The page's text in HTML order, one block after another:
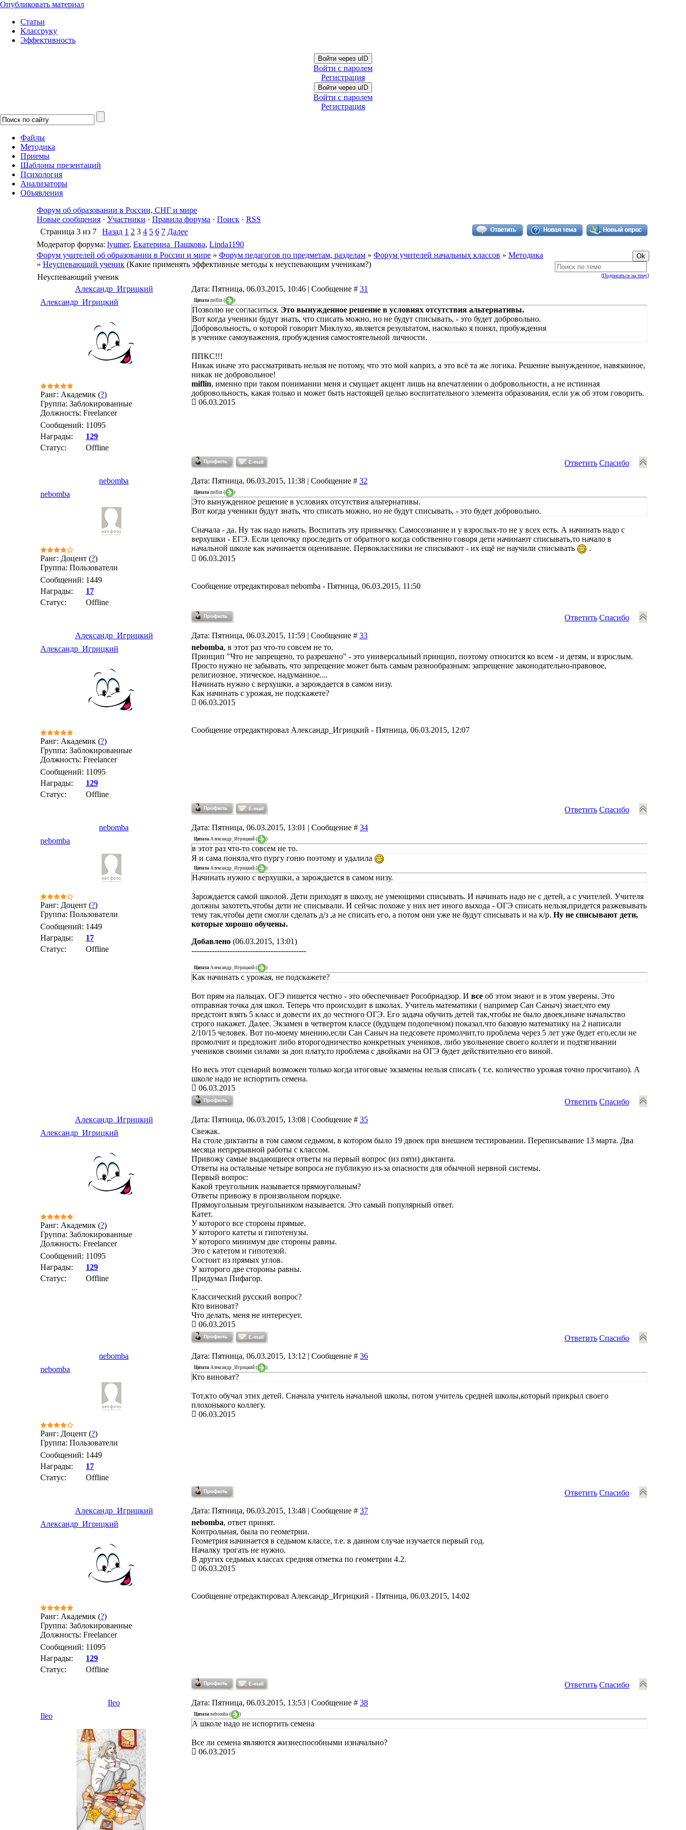
Опубликовать материал
Статьи
Классруку
Эффективность
Войти через uID
Войти с паролем
Регистрация
Войти через uID
Войти с паролем
Регистрация
Файлы
Методика
Приемы
Шаблоны презентаций
Психология
Анализаторы
Объявления
Форум об образовании в России, СНГ и мире
Новые сообщения · Участники · Правила форума · Поиск · RSS
Страница 3 из 7 Назад 1 2 3 4 5 6 7 Далее
Модератор форума: lyumer, Екатерина_Пашкова, Linda1190
Форум учителей об образовании в России и мире » Форум педагогов по предметам, разделам » Форум учителей начальных классов » Методика
» Неуспевающий ученик (Какие применять эффективные методы к неуспевающим ученикам?)
[Подписаться на тему]
Неуспевающий ученик
Александр_Игрицкий
Дата: Пятница, 06.03.2015, 10:46 | Сообщение # 31
Александр_Игрицкий
Ранг: Академик (?)
Группа: Заблокированные
Должность: Freelancer
Сообщений: 11095
Награды:
129
Статус:
Offline
Цитата miflin ( )
Позволю не согласиться. Это вынужденное решение в условиях отсутствия альтернативы.
Вот когда ученики будут знать, что списать можно, но не будут списывать, - это будет добровольно.
Добровольность, о которой говорит Миклухо, является результатом, насколько я понял, пробуждения
в ученике самоуважения, пробуждения самостоятельной личности.
ППКС!!!
Никак иначе это рассматривать нельзя не потому, что это мой каприз, а это всё та же логика. Решение вынужденное, навязанное,
никак не добровольное!
miflin, именно при таком понимании меня и смущает акцент лишь на впечатлении о добровольности, а не истинная
добровольность, какая только и может быть настоящей целью воспитательного элемента образования, если уж об этом говорить.
06.03.2015
Ответить Спасибо
nebomba Дата: Пятница, 06.03.2015, 11:38 | Сообщение # 32
nebomba
Ранг: Доцент (?)
Группа: Пользователи
Сообщений: 1449
Награды:
17
Статус:
Offline
Цитата miflin ( )
Это вынужденное решение в условиях отсутствия альтернативы.
Вот когда ученики будут знать, что списать можно, но не будут списывать, - это будет добровольно.
Сначала - да. Ну так надо начать. Воспитать эту привычку. Самосознание и у взрослых-то не у всех есть. А начинать надо с
верхушки - ЕГЭ. Если цепочку проследить от обратного когда собственно говоря дети начинают списывать,то начало в
начальной школе как начинается оценивание. Первоклассники не списывают - их ещё не научили списывать
.
06.03.2015
Сообщение отредактировал nebomba - Пятница, 06.03.2015, 11:50
Ответить Спасибо
Александр_Игрицкий Дата: Пятница, 06.03.2015, 11:59 | Сообщение # 33
Александр_Игрицкий
Ранг: Академик (?)
Группа: Заблокированные
Должность: Freelancer
Сообщений: 11095
Награды:
129
Статус:
Offline
nebomba, в этот раз что-то совсем не то.
Принцип "Что не запрещено, то разрешено" - это универсальный принцип, поэтому относится ко всем - и детям, и взрослым.
Просто нужно не забывать, что запрещение может быть самым разнообразным: запрещение законодательно-правовое,
религиозное, этическое, надуманное....
Начинать нужно с верхушки, а зарождается в самом низу.
Как начинать с урожая, не подскажете?
06.03.2015
Сообщение отредактировал Александр_Игрицкий - Пятница, 06.03.2015, 12:07
Ответить Спасибо
nebomba Дата: Пятница, 06.03.2015, 13:01 | Сообщение # 34
nebomba
Ранг: Доцент (?)
Группа: Пользователи
Сообщений: 1449
Награды:
17
Статус:
Offline
Цитата Александр_Игрицкий ( )
в этот раз что-то совсем не то.
Я и сама поняла,что пургу гоню поэтому и удалила
Цитата Александр_Игрицкий ( )
Начинать нужно с верхушки, а зарождается в самом низу.
Зарождается самой школой. Дети приходят в школу, не умеющими списывать. И начинать надо не с детей, а с учителей. Учителя
должны захотеть,чтобы дети не списывали. И сейчас похоже у них нет иного выхода - ОГЭ списать нельзя,придется разжевывать
тему так,чтобы дети смогли сделать д/з ,а не списать его, а потом они уже не будут списывать и на к/р. Ну не списывают дети,
которые хорошо обучены.
Добавлено (06.03.2015, 13:01)
---------------------------------------------
Цитата Александр_Игрицкий ( )
Как начинать с урожая, не подскажете?
Вот прям на пальцах. ОГЭ пишется честно - это обеспечивает Рособрнадзор. И все об этом знают и в этом уверены. Это
отправная точка для школ. Теперь что происходит в школах. Учитель математики ( например Сан Саныч) знает,что ему
предстоит взять 5 класс и довести их до честного ОГЭ. Его задача обучить детей так,чтобы не было двоек,иначе начальство
строго накажет. Далее. Экзамен в четвертом классе (будущем подопечном) показал,что базовую математику на 2 написали
2/10/15 человек. Вот по-моему мнению,если Сан Саныч на педсовете промолчит,то проблема через 5 лет уже будет его,если не
промолчит и предложит либо второгодничество конкретных учеников, либо увольнение своего коллеги и подтягивании
учеников своими силами за доп плату,то проблема с двойками на ОГЭ будет действительно его виной.
Но весь этот сценарий возможен только когда итоговые экзамены нельзя списать ( т.е. количество урожая точно просчитано). А
школе надо не испортить семена.
06.03.2015
Ответить Спасибо
Александр_Игрицкий Дата: Пятница, 06.03.2015, 13:08 | Сообщение # 35
Александр_Игрицкий
Ранг: Академик (?)
Группа: Заблокированные
Должность: Freelancer
Сообщений: 11095
Награды:
129
Статус:
Offline
Свежак.
На столе диктанты в том самом седьмом, в котором было 19 двоек при внешнем тестировании. Переписывание 13 марта. Два
месяца непрерывной работы с классом.
Привожу самые выдающиеся ответы на первый вопрос (из пяти) диктанта.
Ответы на остальные четыре вопроса не публикую из-за опасности для обычной нервной системы.
Первый вопрос:
Какой треугольник называется прямоугольным?
Ответы привожу в произвольном порядке.
Прямоугольным треугольником называется. Это самый популярный ответ.
Катет.
У которого все стороны прямые.
У которого катеты и гипотенузы.
У которого минимум две стороны равны.
Это с катетом и гипотезой.
Состоит из прямых углов.
У которого две стороны равны.
Придумал Пифагор.
...
Классический русский вопрос?
Кто виноват?
Что делать, меня не интересует.
06.03.2015
Ответить Спасибо
nebomba Дата: Пятница, 06.03.2015, 13:12 | Сообщение # 36
nebomba
Ранг: Доцент (?)
Группа: Пользователи
Сообщений: 1449
Награды:
17
Статус:
Offline
Цитата Александр_Игрицкий ( )
Кто виноват?
Тот,кто обучал этих детей. Сначала учитель начальной школы, потом учитель средней школы,который прикрыл своего
плохонького коллегу.
06.03.2015
Ответить Спасибо
Александр_Игрицкий Дата: Пятница, 06.03.2015, 13:48 | Сообщение # 37
Александр_Игрицкий
Ранг: Академик (?)
Группа: Заблокированные
Должность: Freelancer
Сообщений: 11095
Награды:
129
Статус:
Offline
nebomba, ответ принят.
Контрольная, была по геометрии.
Геометрия начинается в седьмом классе, т.е. в данном случае изучается первый год.
Началку трогать не нужно.
В других седьмых классах средняя отметка по геометрии 4.2.
06.03.2015
Сообщение отредактировал Александр_Игрицкий - Пятница, 06.03.2015, 14:02
Ответить Спасибо
Ileo Дата: Пятница, 06.03.2015, 13:53 | Сообщение # 38
Ileo
Цитата nebomba ( )
А школе надо не испортить семена
Все ли семена являются жизнеспособными изначально?
06.03.2015